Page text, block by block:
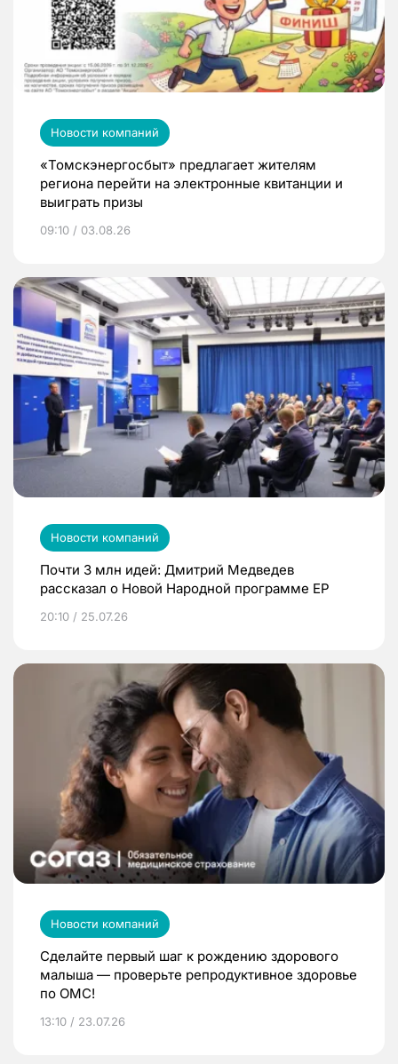
Новости компаний
«Томскэнергосбыт» предлагает жителям
региона перейти на электронные квитанции и
выиграть призы
09:10 / 03.08.26
Новости компаний
Почти 3 млн идей: Дмитрий Медведев
рассказал о Новой Народной программе ЕР
20:10 / 25.07.26
Новости компаний
Сделайте первый шаг к рождению здорового
малыша — проверьте репродуктивное здоровье
по ОМС!
13:10 / 23.07.26